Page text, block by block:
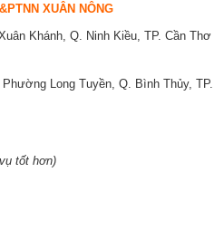
XUÂN NÔNG
Khánh, Q. Ninh Kiều, TP. Cần Thơ
Long Tuyền, Q. Bình Thủy, TP.
tốt hơn)